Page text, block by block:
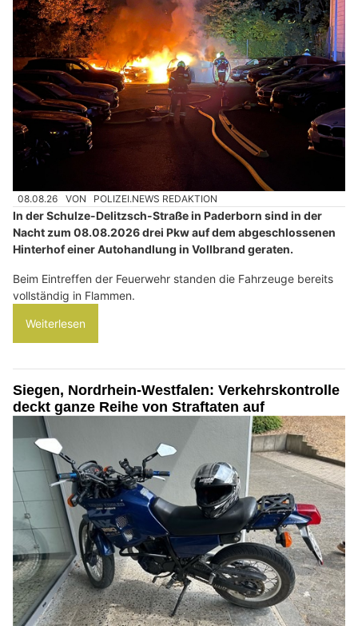
08.08.26 VON POLIZEI.NEWS REDAKTION
In der Schulze-Delitzsch-Straße in Paderborn sind in der
Nacht zum 08.08.2026 drei Pkw auf dem abgeschlossenen
Hinterhof einer Autohandlung in Vollbrand geraten.
Beim Eintreffen der Feuerwehr standen die Fahrzeuge bereits
vollständig in Flammen.
Weiterlesen
Siegen, Nordrhein-Westfalen: Verkehrskontrolle
deckt ganze Reihe von Straftaten auf